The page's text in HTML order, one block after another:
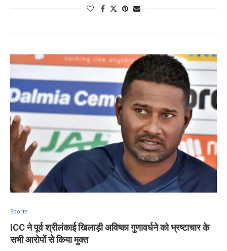
Sports
ICC ने पूर्व श्रीलंकाई खिलाड़ी अविष्का गुणावर्धने को भ्रष्टाचार के
सभी आरोपों से किया मुक्त